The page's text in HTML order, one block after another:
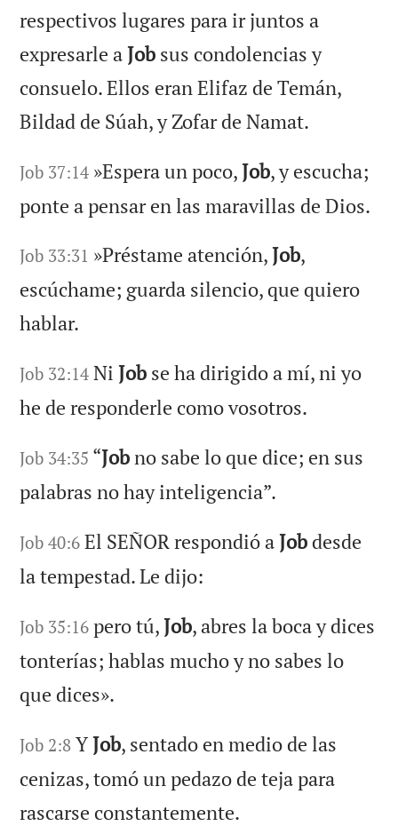
respectivos lugares para ir juntos a
expresarle aJob sus condolencias y
consuelo. Ellos eran Elifaz de Temán,
Bildad de Súah, y Zofar de Namat.
Job 37:14 »Espera un poco,Job, y escucha;
ponte a pensar en las maravillas de Dios.
Job 33:31 »Préstame atención,Job,
escúchame; guarda silencio, que quiero
hablar.
Job 32:14 NiJob se ha dirigido a mí, ni yo
he de responderle como vosotros.
Job 34:35 “Jobno sabe lo que dice; en sus
palabras no hay inteligencia”.
Job 40:6 El SEÑOR respondió aJob desde
la tempestad. Le dijo:
Job 35:16 pero tú,Job, abres la boca y dices
tonterías; hablas mucho y no sabes lo
que dices».
Job 2:8 YJob, sentado en medio de las
cenizas, tomó un pedazo de teja para
rascarse constantemente.